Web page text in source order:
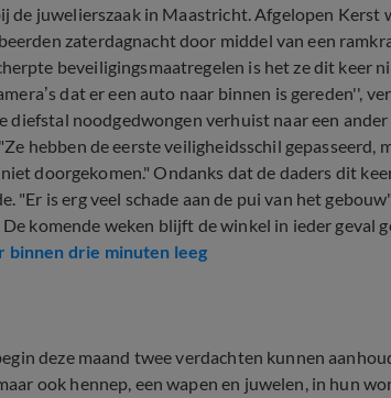
de juwelierszaak in Maastricht. Afgelopen Kerst
zaterdagnacht door middel van een
beveiligingsmaatregelen is het ze dit keer
dat er een auto naar binnen is gereden'',
diefstal noodgedwongen verhuist naar een
hebben de eerste veiligheidsschil gepasseerd,
doorgekomen." Ondanks dat de daders dit
"Er is erg veel schade aan de pui van het
komende weken blijft de winkel in ieder geval
drie minuten leeg
deze maand twee verdachten kunnen
ook hennep, een wapen en juwelen, in hun